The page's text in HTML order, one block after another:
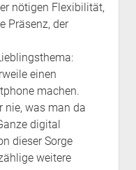
nötigen Flexibilität,
Präsenz, der
einen
machen.
nie, was man da
digital
dieser Sorge
weitere